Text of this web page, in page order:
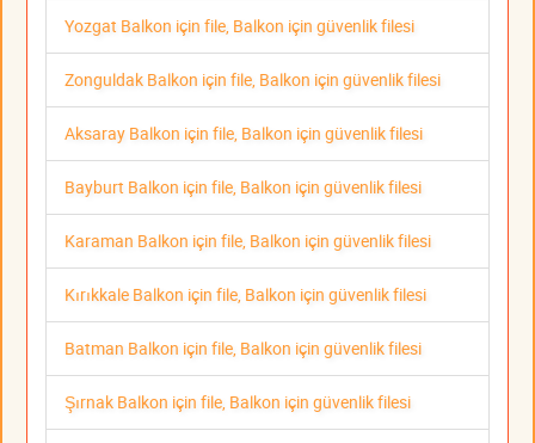
Yozgat Balkon için file, Balkon için güvenlik filesi
Zonguldak Balkon için file, Balkon için güvenlik filesi
Aksaray Balkon için file, Balkon için güvenlik filesi
Bayburt Balkon için file, Balkon için güvenlik filesi
Karaman Balkon için file, Balkon için güvenlik filesi
Kırıkkale Balkon için file, Balkon için güvenlik filesi
Batman Balkon için file, Balkon için güvenlik filesi
Şırnak Balkon için file, Balkon için güvenlik filesi